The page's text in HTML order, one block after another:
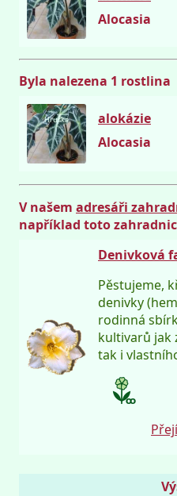
Alocasia
Byla nalezena 1 rostlina
Hruška
alokázie
Alocasia
V našem adresáři
například toto
Denivková
Pěstujeme,
denivky
rodinná
kultivarů jak
tak i